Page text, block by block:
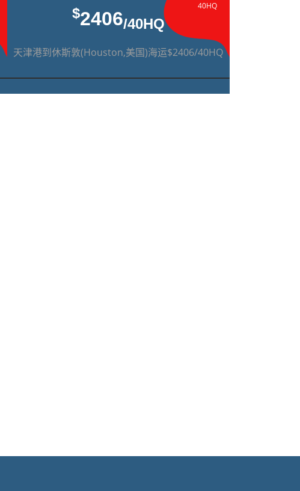
40HQ
$2406/40HQ
天津港到休斯敦(Houston,美国)海运$2406/40HQ